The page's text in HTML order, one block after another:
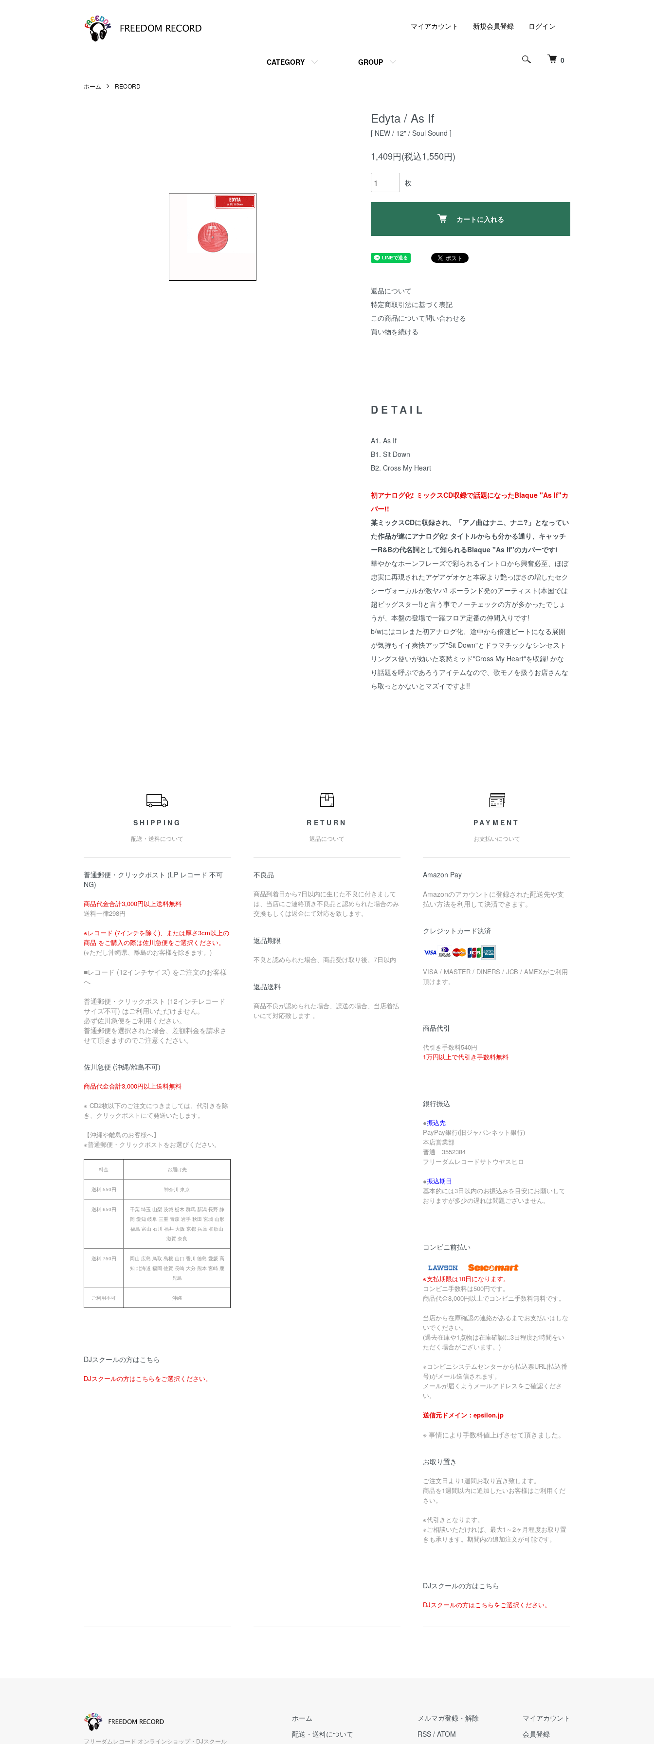
0
CATEGORY GROUP
マイアカウント 新規会員登録 ログイン
ホーム RECORD
Edyta / As If
[ NEW / 12" / Soul Sound ]
1,409円(税込1,550円)
枚
カートに入れる
返品について
特定商取引法に基づく表記
この商品について問い合わせる
買い物を続ける
DETAIL
A1. As If
B1. Sit Down
B2. Cross My Heart
初アナログ化! ミックスCD収録で話題になったBlaque "As If"カ
バー!!
某ミックスCDに収録され、「アノ曲はナニ、ナニ?」となってい
た作品が遂にアナログ化! タイトルからも分かる通り、キャッチ
ーR&Bの代名詞として知られるBlaque "As If"のカバーです!
華やかなホーンフレーズで彩られるイントロから興奮必至、ほぼ
忠実に再現されたアゲアゲオケと本家より艶っぽさの増したセク
シーヴォーカルが激ヤバ! ポーランド発のアーティスト(本国では
超ビッグスター!)と言う事でノーチェックの方が多かったでしょ
うが、本盤の登場で一躍フロア定番の仲間入りです!
b/wにはコレまた初アナログ化、途中から倍速ビートになる展開
が気持ちイイ爽快アップ"Sit Down"とドラマチックなシンセスト
リングス使いが効いた哀愁ミッド"Cross My Heart"を収録! かな
り話題を呼ぶであろうアイテムなので、歌モノを扱うお店さんな
ら取っとかないとマズイですよ!!
SHIPPING
配送・送料について
普通郵便・クリックポスト (LP レコード 不可
NG)
商品代金合計3,000円以上送料無料
送料一律298円
※レコード (7インチを除く)、または厚さ3cm以上の
商品 をご購入の際は佐川急便をご選択ください。
(※ただし沖縄県、離島のお客様を除きます。)
■レコード (12インチサイズ) をご注文のお客様
へ
普通郵便・クリックポスト (12インチレコード
サイズ不可) はご利用いただけません。
必ず佐川急便をご利用ください。
普通郵便を選択された場合、差額料金を請求さ
せて頂きますのでご注意ください。
佐川急便 (沖縄/離島不可)
商品代金合計3,000円以上送料無料
※ CD2枚以下のご注文につきましては、代引きを除
き、クリックポストにて発送いたします。
【沖縄や離島のお客様へ】
※普通郵便・クリックポストをお選びください。
料金 お届け先
送料 550円 神奈川 東京
送料 650円
千葉 埼玉 山梨 茨城 栃木 群馬 新潟 長野 静
岡 愛知 岐阜 三重 青森 岩手 秋田 宮城 山形
福島 富山 石川 福井 大阪 京都 兵庫 和歌山
滋賀 奈良
送料 750円
岡山 広島 鳥取 島根 山口 香川 徳島 愛媛 高
知 北海道 福岡 佐賀 長崎 大分 熊本 宮崎 鹿
児島
ご利用不可 沖縄
DJスクールの方はこちら
DJスクールの方はこちらをご選択ください。
RETURN
返品について
不良品
商品到着日から7日以内に生じた不良に付きまして
は、当店にご連絡頂き不良品と認められた場合のみ
交換もしくは返金にて対応を致します。
返品期限
不良と認められた場合、商品受け取り後、7日以内
返品送料
商品不良が認められた場合、誤送の場合、当店着払
いにて対応致します 。
PAYMENT
お支払いについて
Amazon Pay
Amazonのアカウントに登録された配送先や支
払い方法を利用して決済できます。
クレジットカード決済
VISA / MASTER / DINERS / JCB / AMEXがご利用
頂けます。
商品代引
代引き手数料540円
1万円以上で代引き手数料無料
銀行振込
●振込先
PayPay銀行(旧ジャパンネット銀行)
本店営業部
普通 3552384
フリーダムレコードサトウヤスヒロ
●振込期日
基本的には3日以内のお振込みを目安にお願いして
おりますが多少の遅れは問題ございません。
コンビニ前払い
※支払期限は10日になります。
コンビニ手数料は500円です。
商品代金8,000円以上でコンビニ手数料無料です。
当店から在庫確認の連絡があるまでお支払いはしな
いでください。
(過去在庫や1点物は在庫確認に3日程度お時間をい
ただく場合がございます。)
※コンビニシステムセンターから払込票URL(払込番
号)がメール送信されます。
メールが届くようメールアドレスをご確認くださ
い。
送信元ドメイン：epsilon.jp
※ 事情により手数料値上げさせて頂きました。
お取り置き
ご注文日より1週間お取り置き致します。
商品を1週間以内に追加したいお客様はご利用くだ
さい。
※代引きとなります。
※ご相談いただければ、最大1～2ヶ月程度お取り置
きも承ります。期間内の追加注文が可能です。
DJスクールの方はこちら
DJスクールの方はこちらをご選択ください。
フリーダムレコード オンラインショップ・DJスクール
ホーム
配送・送料について
メルマガ登録・解除
RSS / ATOM
マイアカウント
会員登録